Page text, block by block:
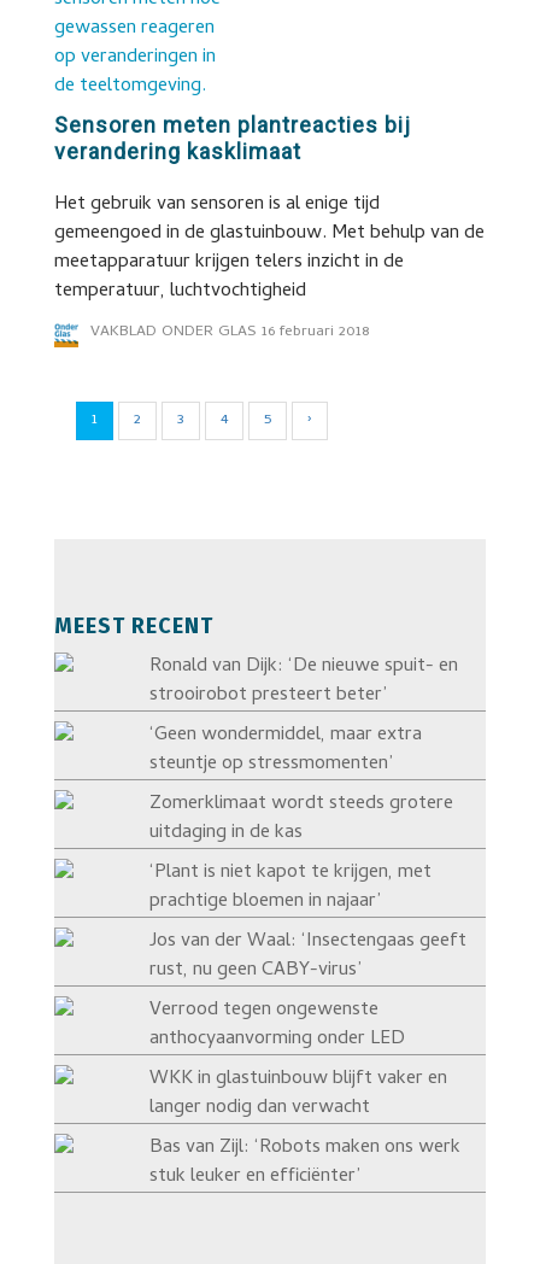
Sensoren meten plantreacties bij
verandering kasklimaat
Het gebruik van sensoren is al enige tijd
gemeengoed in de glastuinbouw. Met behulp van de
meetapparatuur krijgen telers inzicht in de
temperatuur, luchtvochtigheid
VAKBLAD ONDER GLAS 16 februari 2018
1 2 3 4 5 ›
MEEST RECENT
Ronald van Dijk: ‘De nieuwe spuit- en
strooirobot presteert beter’
‘Geen wondermiddel, maar extra
steuntje op stressmomenten’
Zomerklimaat wordt steeds grotere
uitdaging in de kas
‘Plant is niet kapot te krijgen, met
prachtige bloemen in najaar’
Jos van der Waal: ‘Insectengaas geeft
rust, nu geen CABY-virus’
Verrood tegen ongewenste
anthocyaanvorming onder LED
WKK in glastuinbouw blijft vaker en
langer nodig dan verwacht
Bas van Zijl: ‘Robots maken ons werk
stuk leuker en efficiënter’